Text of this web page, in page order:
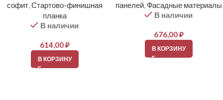
софит,Стартово-финишная
планка
В наличии
614,00₽
В КОРЗИНУ
панелей, Фасадные материалы
В наличии
676,00₽
В КОРЗИНУ